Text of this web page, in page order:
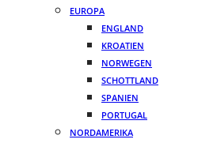
EUROPA
ENGLAND
KROATIEN
NORWEGEN
SCHOTTLAND
SPANIEN
PORTUGAL
NORDAMERIKA